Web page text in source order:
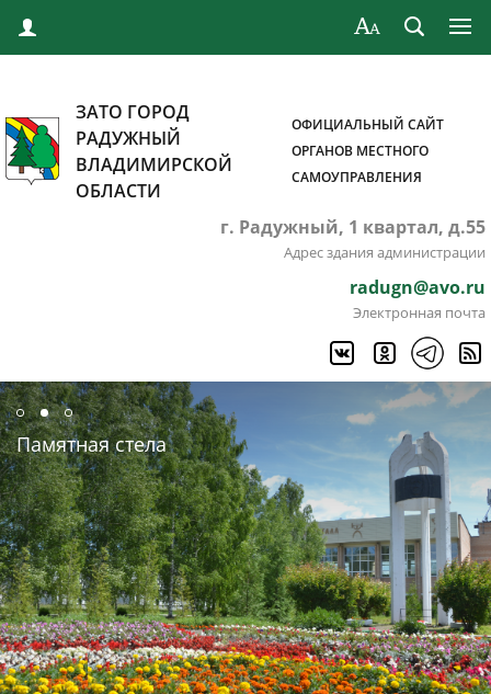
ЗАТО ГОРОД
РАДУЖНЫЙ
ВЛАДИМИРСКОЙ
ОБЛАСТИ
ОФИЦИАЛЬНЫЙ САЙТ
ОРГАНОВ МЕСТНОГО
САМОУПРАВЛЕНИЯ
г. Радужный, 1 квартал, д.55
Адрес здания администрации
radugn@avo.ru
Электронная почта
Памятная стела